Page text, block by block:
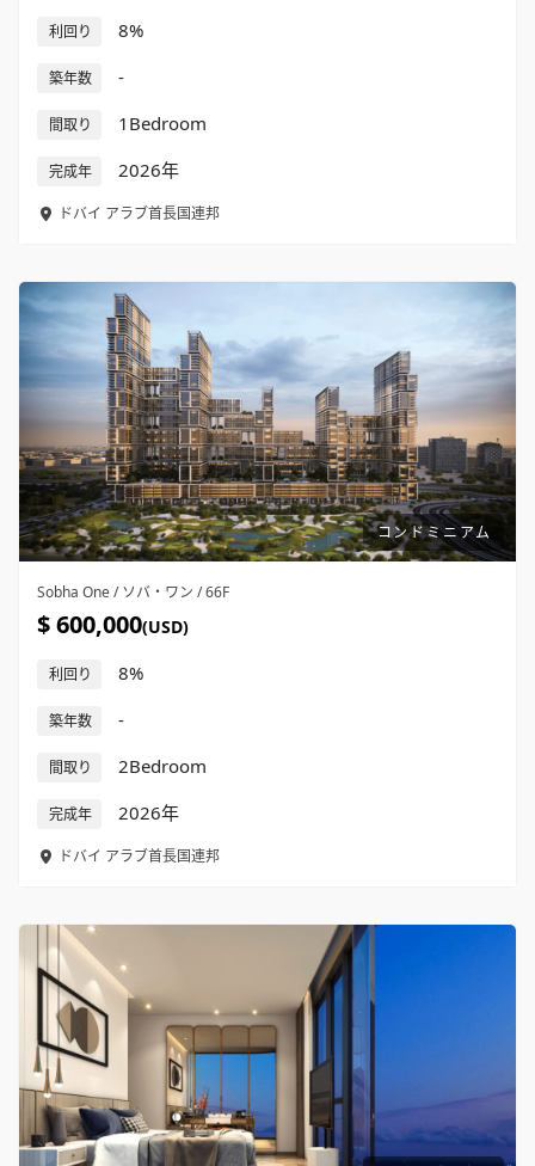
利回り 8%
築年数 -
間取り 1Bedroom
完成年 2026年
ドバイ アラブ首長国連邦
コンドミニアム
Sobha One / ソバ・ワン / 66F
$ 600,000(USD)
利回り 8%
築年数 -
間取り 2Bedroom
完成年 2026年
ドバイ アラブ首長国連邦